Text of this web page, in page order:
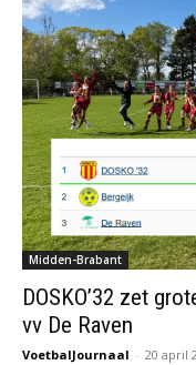
Midden-Brabant
DOSKO’32 zet
vv De Raven
VoetbalJournaal - 20 april